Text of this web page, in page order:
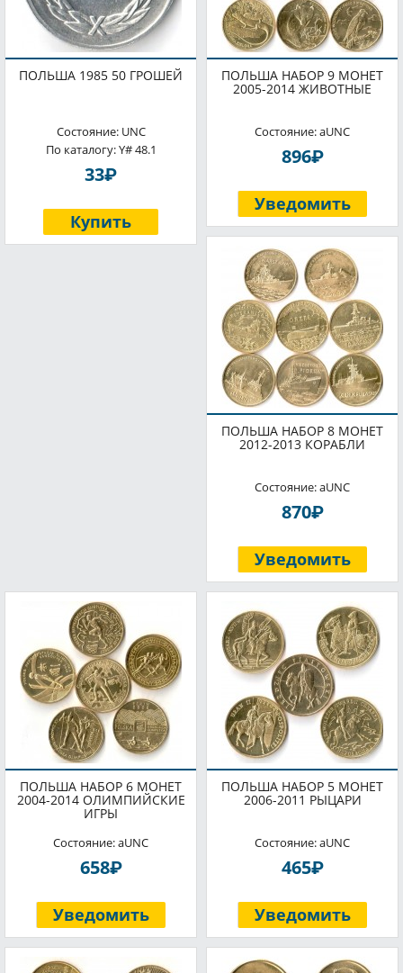
ПОЛЬША 1985 50 ГРОШЕЙ
Состояние: UNC
По каталогу: Y# 48.1
33P
Купить
ПОЛЬША НАБОР 9 МОНЕТ
2005-2014 ЖИВОТНЫЕ
Состояние: aUNC
896P
Уведомить
ПОЛЬША НАБОР 8 МОНЕТ
2012-2013 КОРАБЛИ
Состояние: aUNC
870P
Уведомить
ПОЛЬША НАБОР 6 МОНЕТ
2004-2014 ОЛИМПИЙСКИЕ
ИГРЫ
Состояние: aUNC
658P
Уведомить
ПОЛЬША НАБОР 5 МОНЕТ
2006-2011 РЫЦАРИ
Состояние: aUNC
465P
Уведомить